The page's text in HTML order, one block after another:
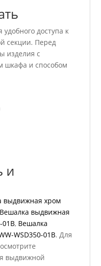
доступа к
секции. Перед
изделия с
шкафа и способом
и
выдвижная хром
Вешалка выдвижная
01B, Вешалка
WSD350-01B. Для
выдвижной